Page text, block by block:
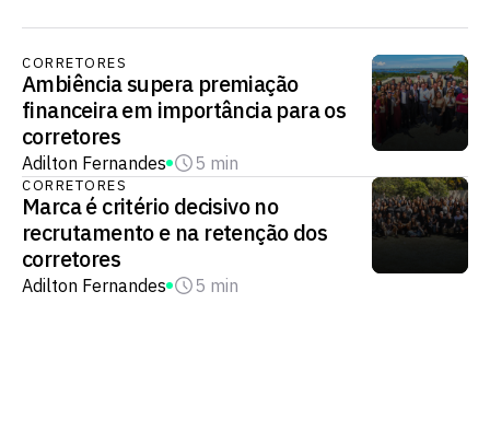
CORRETORES
Ambiência supera premiação
financeira em importância para os
corretores
Adilton Fernandes 5 min
CORRETORES
Marca é critério decisivo no
recrutamento e na retenção dos
corretores
Adilton Fernandes 5 min